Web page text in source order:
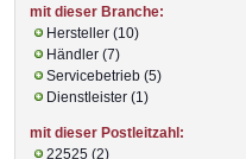
mit dieser Branche:
Hersteller (10)
Händler (7)
Servicebetrieb (5)
Dienstleister (1)
mit dieser Postleitzahl:
22525 (2)